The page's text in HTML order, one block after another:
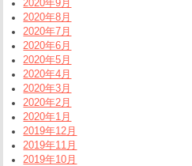
2020年9月
2020年8月
2020年7月
2020年6月
2020年5月
2020年4月
2020年3月
2020年2月
2020年1月
2019年12月
2019年11月
2019年10月